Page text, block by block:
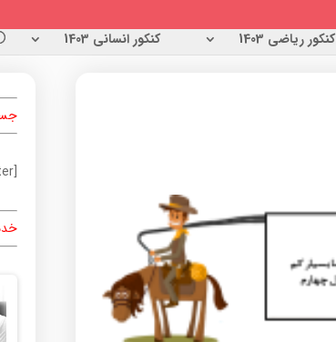
کنکور ریاضی 1403 کنکور انسانی 1403
[prdctfltr_sc_get_filter]